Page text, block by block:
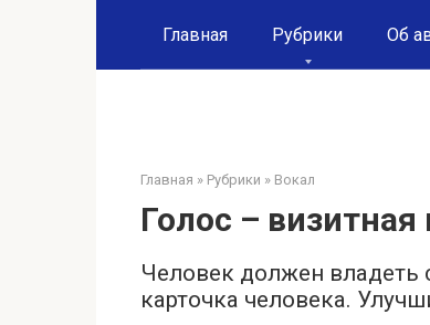
Главная Рубрики Об
Главная » Рубрики » Вокал
Голос – визитная
Человек должен владеть
карточка человека.